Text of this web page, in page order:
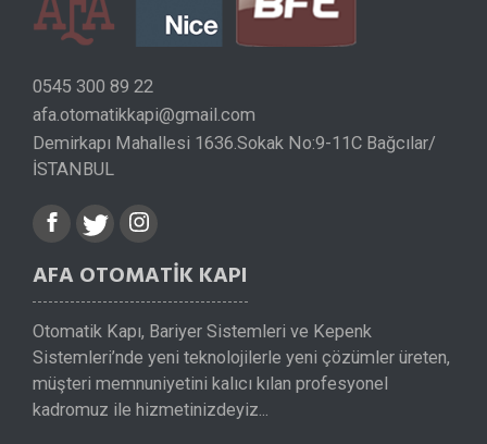
0545 300 89 22
afa.otomatikkapi@gmail.com
Demirkapı Mahallesi 1636.Sokak No:9-11C Bağcılar/
İSTANBUL
AFA OTOMATİK KAPI
Otomatik Kapı, Bariyer Sistemleri ve Kepenk
Sistemleri’nde yeni teknolojilerle yeni çözümler üreten,
müşteri memnuniyetini kalıcı kılan profesyonel
kadromuz ile hizmetinizdeyiz...